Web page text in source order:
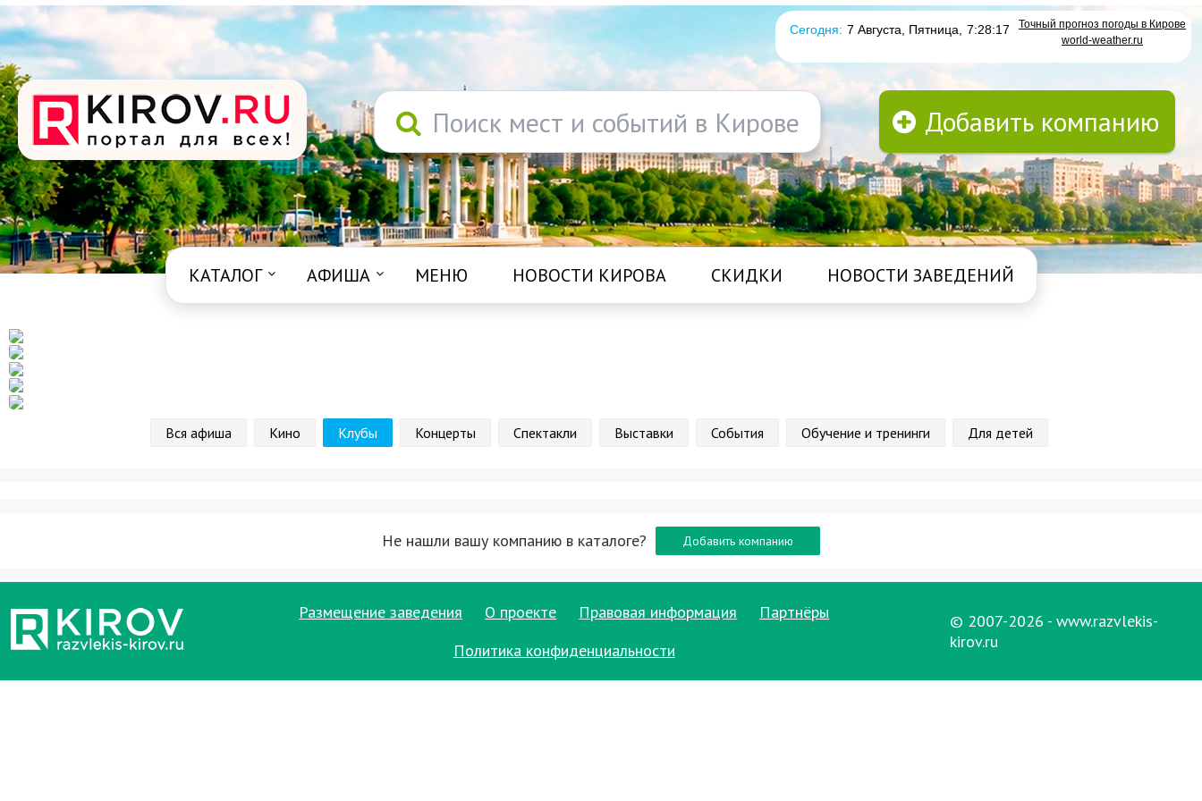
Сегодня: 7 Августа, Пятница 7:28:17
Точный прогноз погоды в Кирове
world-weather.ru
Поиск мест и событий в Кирове Добавить компанию
КАТАЛОГ АФИША МЕНЮ НОВОСТИ КИРОВА СКИДКИ НОВОСТИ ЗАВЕДЕНИЙ
Вся афиша Кино Клубы Концерты Спектакли Выставки События Обучение и тренинги Для детей
Не нашли вашу компанию в каталоге? Добавить компанию
Размещение заведения О проекте Правовая информация
Партнёры
Политика конфиденциальности
© 2007-2026 - www.razvlekis-
kirov.ru